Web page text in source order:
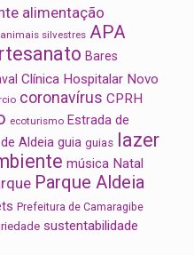
alimentação
animais silvestres APA
Bares
Clínica Hospitalar Novo
coronavírus CPRH
ecoturismo Estrada de
Aldeia guia guias lazer
música Natal
Parque Aldeia
Prefeitura de Camaragibe
sustentabilidade